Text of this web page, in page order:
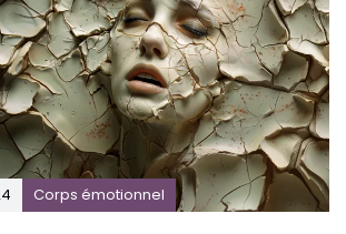
Corps émotionnel